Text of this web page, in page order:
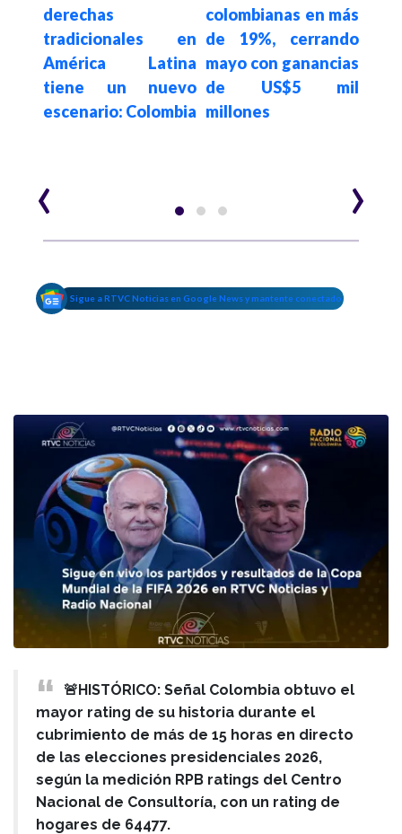
derechas
tradicionales en
América Latina
tiene un nuevo
escenario: Colombia
colombianas en más
de 19%, cerrando
mayo con ganancias
de US$5 mil
millones
‹ ›
Sigue a RTVC Noticias en Google News y mantente conectado
🚨HISTÓRICO: Señal Colombia obtuvo el
mayor rating de su historia durante el
cubrimiento de más de 15 horas en directo
de las elecciones presidenciales 2026,
según la medición RPB ratings del Centro
Nacional de Consultoría, con un rating de
hogares de 64477.